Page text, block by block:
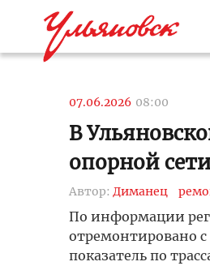
07.06.2026 08:00
В
опорной
Автор: Диманец
По информации
отремонтировано с
показатель по